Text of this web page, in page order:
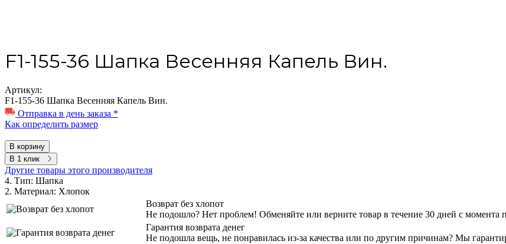
F1-155-36 Шапка Весенняя Капель Вин.
Артикул:
F1-155-36 Шапка Весенняя Капель Вин.
Отправка в день заказа *
Как определить размер
В корзину
В 1 клик
Другие товары этого производителя
4. Тип: Шапка
2. Материал: Хлопок
Возврат без хлопот
Не подошло? Нет проблем! Обменяйте или верните товар в течение 30 дней с момента
Гарантия возврата денег
Не подошла вещь, не понравилась из-за качества или по другим причинам? Мы